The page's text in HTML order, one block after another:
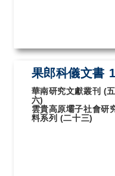
果郎科儀文書 1
華南研究文獻叢刊 (
六)
雲貴高原壩子社會研
料系列 (二十三)